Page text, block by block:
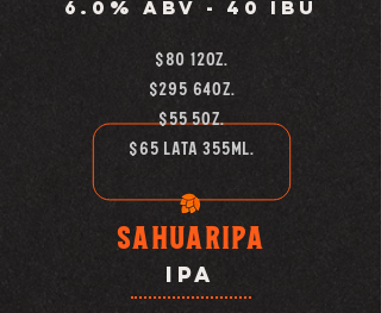
6.0% abv - 40 IBU
$80 12oz.
$295 64oz.
$55 5oz.
$65 lata 355ml.
Sahuaripa
IPA